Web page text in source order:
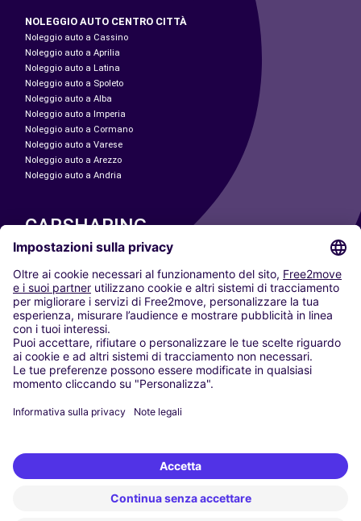
NOLEGGIO AUTO CENTRO CITTÀ
Noleggio auto a Cassino
Noleggio auto a Aprilia
Noleggio auto a Latina
Noleggio auto a Spoleto
Noleggio auto a Alba
Noleggio auto a Imperia
Noleggio auto a Cormano
Noleggio auto a Varese
Noleggio auto a Arezzo
Noleggio auto a Andria
CARSHARING
LE NOSTRE CITTÀ
Paris
Madrid
Washington DC
Milano
Roma
Torino
Vienna
Berlino
Düsseldorf